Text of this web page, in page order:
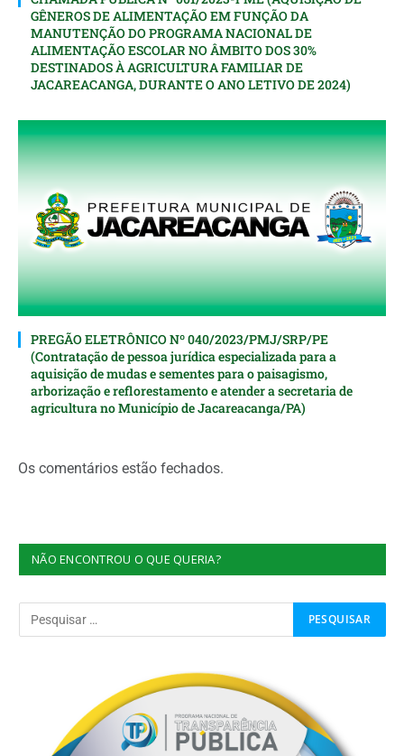
GÊNEROS DE ALIMENTAÇÃO EM FUNÇÃO DA
MANUTENÇÃO DO PROGRAMA NACIONAL DE
ALIMENTAÇÃO ESCOLAR NO ÂMBITO DOS 30%
DESTINADOS À AGRICULTURA FAMILIAR DE
JACAREACANGA, DURANTE O ANO LETIVO DE 2024)
PREGÃO ELETRÔNICO Nº 040/2023/PMJ/SRP/PE
(Contratação de pessoa jurídica especializada para a
aquisição de mudas e sementes para o paisagismo,
arborização e reflorestamento e atender a secretaria de
agricultura no Município de Jacareacanga/PA)
Os comentários estão fechados.
NÃO ENCONTROU O QUE QUERIA?